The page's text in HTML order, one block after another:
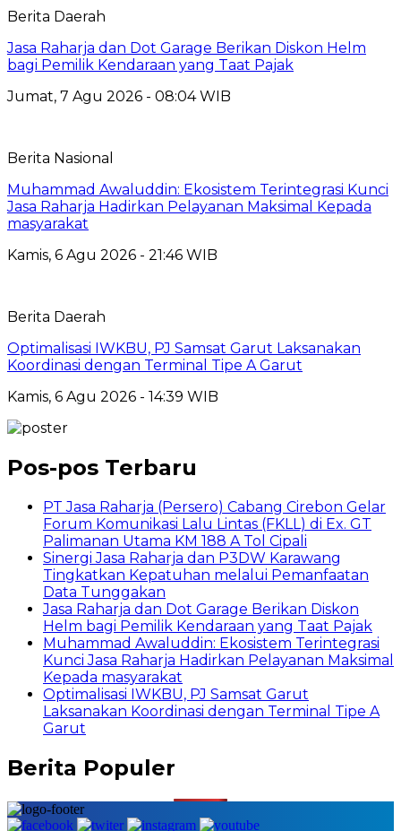
Berita Daerah
Jasa Raharja dan Dot Garage Berikan Diskon Helm
bagi Pemilik Kendaraan yang Taat Pajak
Jumat, 7 Agu 2026 - 08:04 WIB
Berita Nasional
Muhammad Awaluddin: Ekosistem Terintegrasi Kunci
Jasa Raharja Hadirkan Pelayanan Maksimal Kepada
masyarakat
Kamis, 6 Agu 2026 - 21:46 WIB
Berita Daerah
Optimalisasi IWKBU, PJ Samsat Garut Laksanakan
Koordinasi dengan Terminal Tipe A Garut
Kamis, 6 Agu 2026 - 14:39 WIB
Pos-pos Terbaru
PT Jasa Raharja (Persero) Cabang Cirebon Gelar
Forum Komunikasi Lalu Lintas (FKLL) di Ex. GT
Palimanan Utama KM 188 A Tol Cipali
Sinergi Jasa Raharja dan P3DW Karawang
Tingkatkan Kepatuhan melalui Pemanfaatan
Data Tunggakan
Jasa Raharja dan Dot Garage Berikan Diskon
Helm bagi Pemilik Kendaraan yang Taat Pajak
Muhammad Awaluddin: Ekosistem Terintegrasi
Kunci Jasa Raharja Hadirkan Pelayanan Maksimal
Kepada masyarakat
Optimalisasi IWKBU, PJ Samsat Garut
Laksanakan Koordinasi dengan Terminal Tipe A
Garut
Berita Populer